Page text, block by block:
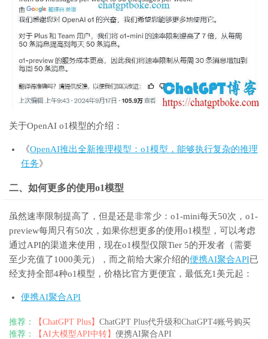
关于OpenAI o1模型的介绍：
《OpenAI推出全新推理模型：o1模型，能够执行复杂的推理
任务》
二、如何更多的使用o1模型
虽然速率限制提高了，但是还是非常少：o1-mini每天50次，o1-
preview每周只有50次，如果你想更多的使用o1模型，可以考虑
通过API的渠道来使用，现在o1模型仅限Tier 5的开发者（需要
至少充值了1000美元），而之前给大家介绍的便携AI聚合API已
经支持全部4种o1模型，价格比官方更便宜，最低充1美元起：
便携AI聚合API
推荐： 【ChatGPT Plus】 ChatGPT Plus代升级和ChatGPT4账号购买
推荐：
【AI大模型API中转】 便携AI聚合API